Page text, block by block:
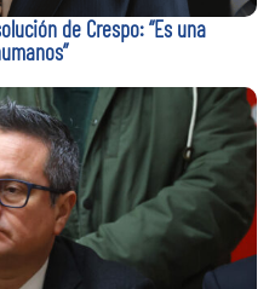
de Crespo: “Es una